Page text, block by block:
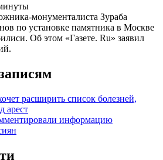
монументалиста Зураба
по установке памятника в Москве
Об этом «Газете. Ru» заявил
расширить список болезней,
арест
информацию